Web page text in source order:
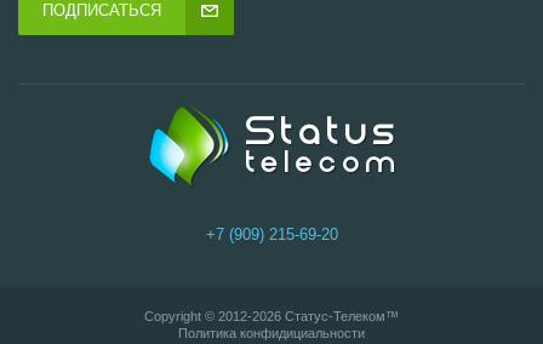
ПОДПИСАТЬСЯ
+7 (909) 215-69-20
Copyright © 2012-2026 Статус-Телеком™
Политика конфидициальности